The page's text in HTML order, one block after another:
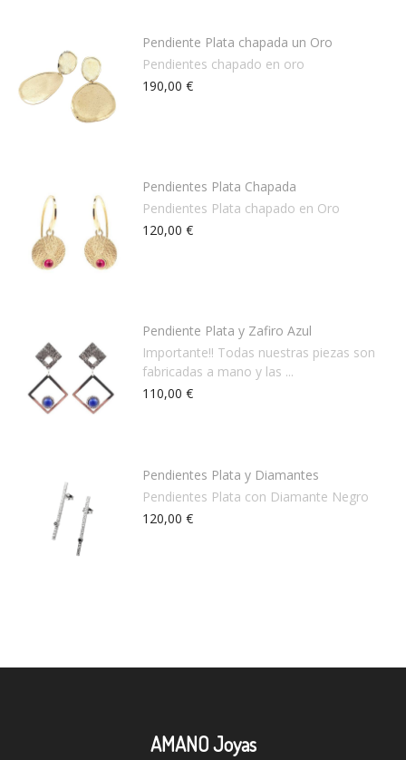
Pendiente Plata chapada un Oro
Pendientes chapado en oro
190,00 €
Pendientes Plata Chapada
Pendientes Plata chapado en Oro
120,00 €
Pendiente Plata y Zafiro Azul
Importante!! Todas nuestras piezas son
fabricadas a mano y las ...
110,00 €
Pendientes Plata y Diamantes
Pendientes Plata con Diamante Negro
120,00 €
AMANO Joyas